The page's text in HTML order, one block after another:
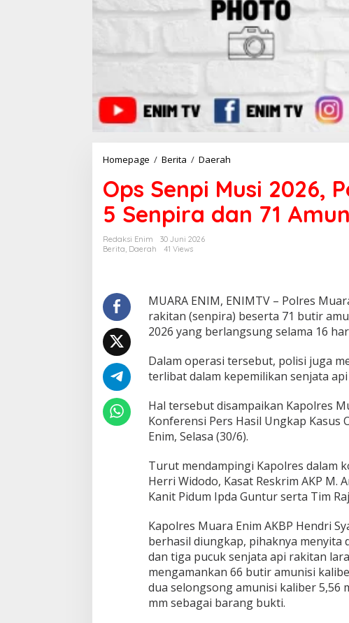
Homepage / Berita / Daerah
s
S
e
n
i
2
0
2
,
P
r
e
s
u
a
r
a
n
i
m
S
i
t
a
Ops Senpi Musi 2026,
5 Senpira dan 71
Redaksi Enim
30 Juni 2026
Berita Daerah 41 Views
MUARA ENIM, ENIMTV – Polres
rakitan (senpira) beserta 71 butir
2026 yang berlangsung selama 16
Dalam operasi tersebut, polisi juga
terlibat dalam kepemilikan senjata
Hal tersebut disampaikan Kapolres
Konferensi Pers Hasil Ungkap Kasus
Enim, Selasa (30/6).
Turut mendampingi Kapolres dalam
Herri Widodo, Kasat Reskrim AKP M.
Kanit Pidum Ipda Guntur serta Tim
Kapolres Muara Enim AKBP Hendri
berhasil diungkap, pihaknya menyita
dan tiga pucuk senjata api rakitan
mengamankan 66 butir amunisi
dua selongsong amunisi kaliber 5,56
mm sebagai barang bukti.